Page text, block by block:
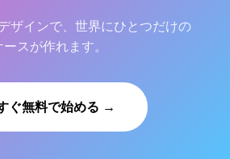
ザインで、世界にひとつだけの
ースが作れます。
ぐ無料で始める →